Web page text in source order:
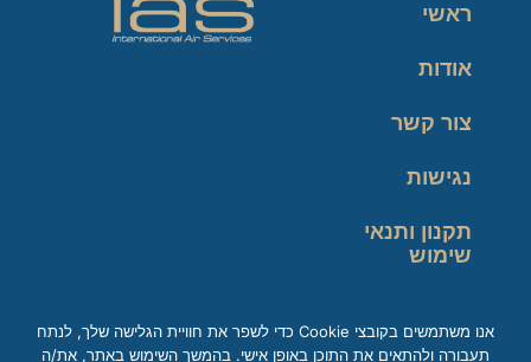
ראשי
אודות
צור קשר
נגישות
תקנון ותנאי
שימוש
אנו משתמשים בקובצי Cookie כדי לשפר את חוויית הגלישה שלך, לנתח
תעבורה ולהתאים את התוכן באופן אישי. בהמשך השימוש באתר, את/ה